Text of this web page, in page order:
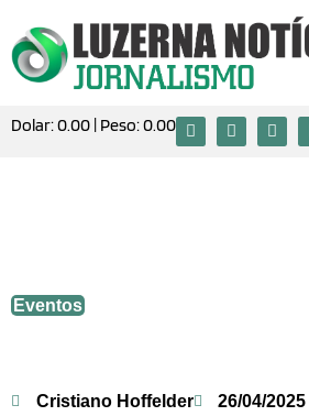
Dolar:0.00 | Peso:0.00
Eventos
Cristiano Hoffelder 26/04/2025